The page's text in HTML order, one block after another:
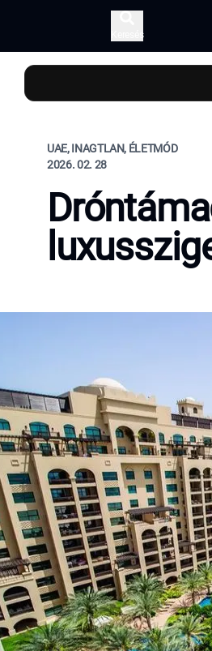
Keresés
UAE, INAGTLAN, ÉLETMÓD
2026. 02. 28